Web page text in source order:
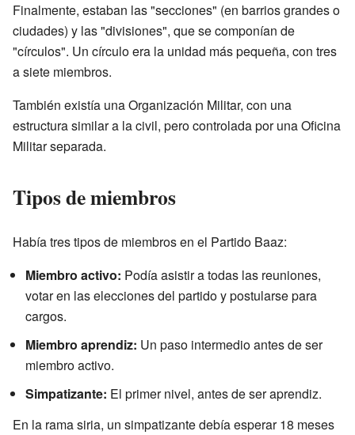
Finalmente, estaban las "secciones" (en barrios grandes o
ciudades) y las "divisiones", que se componían de
"círculos". Un círculo era la unidad más pequeña, con tres
a siete miembros.
También existía una Organización Militar, con una
estructura similar a la civil, pero controlada por una Oficina
Militar separada.
Tipos de miembros
Había tres tipos de miembros en el Partido Baaz:
Miembro activo: Podía asistir a todas las reuniones,
votar en las elecciones del partido y postularse para
cargos.
Miembro aprendiz: Un paso intermedio antes de ser
miembro activo.
Simpatizante: El primer nivel, antes de ser aprendiz.
En la rama siria, un simpatizante debía esperar 18 meses